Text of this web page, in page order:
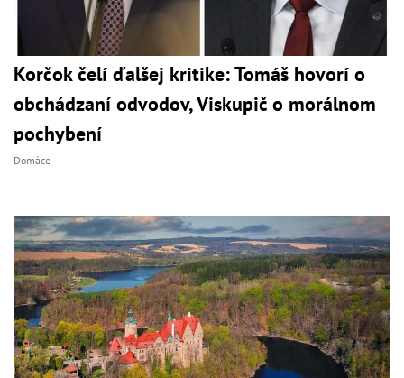
Korčok čelí ďalšej kritike: Tomáš hovorí o
obchádzaní odvodov, Viskupič o morálnom
pochybení
Domáce